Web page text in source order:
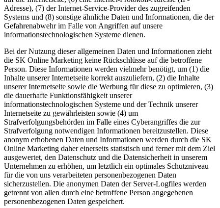
Adresse), (7) der Internet-Service-Provider des zugreifenden
Systems und (8) sonstige ähnliche Daten und Informationen, die der
Gefahrenabwehr im Falle von Angriffen auf unsere
informationstechnologischen Systeme dienen.
Bei der Nutzung dieser allgemeinen Daten und Informationen zieht
die SK Online Marketing keine Rückschlüsse auf die betroffene
Person. Diese Informationen werden vielmehr benötigt, um (1) die
Inhalte unserer Internetseite korrekt auszuliefern, (2) die Inhalte
unserer Internetseite sowie die Werbung für diese zu optimieren, (3)
die dauerhafte Funktionsfähigkeit unserer
informationstechnologischen Systeme und der Technik unserer
Internetseite zu gewährleisten sowie (4) um
Strafverfolgungsbehörden im Falle eines Cyberangriffes die zur
Strafverfolgung notwendigen Informationen bereitzustellen. Diese
anonym erhobenen Daten und Informationen werden durch die SK
Online Marketing daher einerseits statistisch und ferner mit dem Ziel
ausgewertet, den Datenschutz und die Datensicherheit in unserem
Unternehmen zu erhöhen, um letztlich ein optimales Schutzniveau
für die von uns verarbeiteten personenbezogenen Daten
sicherzustellen. Die anonymen Daten der Server-Logfiles werden
getrennt von allen durch eine betroffene Person angegebenen
personenbezogenen Daten gespeichert.